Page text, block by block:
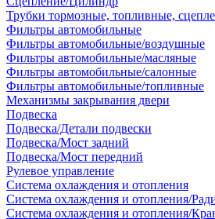
Трубки тормозные, топливные,
Фильтры автомобильные
Фильтры автомобильные/воздушные
Фильтры автомобильные/масляные
Фильтры автомобильные/салонные
Фильтры автомобильные/топливные
Механизмы закрывания двери
Подвеска
Подвеска/Детали подвески
Подвеска/Мост задний
Подвеска/Мост передний
Рулевое управление
Система охлаждения и отопления
Система охлаждения и отопления/
Система охлаждения и отопления/